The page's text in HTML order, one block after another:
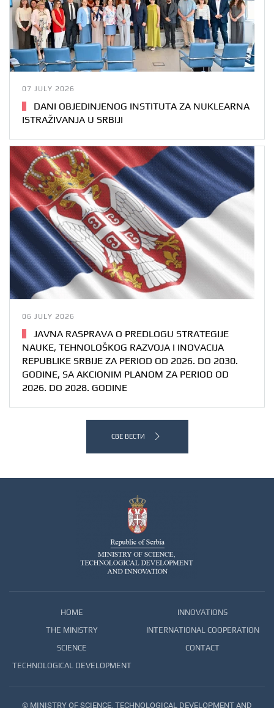
07 JULY 2026
DANI OBJEDINJENOG INSTITUTA ZA NUKLEARNA
ISTRAŽIVANJA U SRBIJI
06 JULY 2026
JAVNA RASPRAVA O PREDLOGU STRATEGIJE
NAUKE, TEHNOLOŠKOG RAZVOJA I INOVACIJA
REPUBLIKE SRBIJE ZA PERIOD OD 2026. DO 2030.
GODINE, SA AKCIONIM PLANOM ZA PERIOD OD
2026. DO 2028. GODINE
СВЕ ВЕСТИ
HOME
THE MINISTRY
SCIENCE
TECHNOLOGICAL DEVELOPMENT
INNOVATIONS
INTERNATIONAL COOPERATION
CONTACT
© MINISTRY OF SCIENCE, TECHNOLOGICAL DEVELOPMENT AND